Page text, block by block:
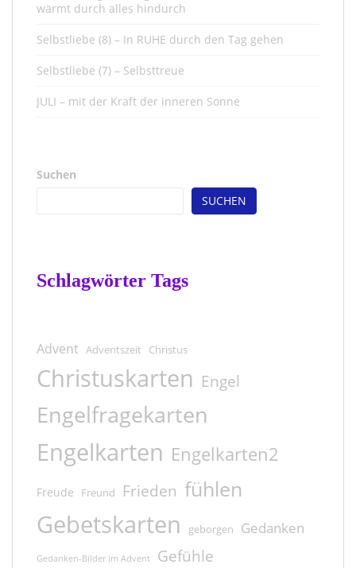
wärmt durch alles hindurch
Selbstliebe (8) – In RUHE durch den Tag gehen
Selbstliebe (7) – Selbsttreue
JULI – mit der Kraft der inneren Sonne
Suchen
SUCHEN
Schlagwörter Tags
Advent Adventszeit Christus
Christuskarten Engel
Engelfragekarten
Engelkarten Engelkarten2
Freude Freund Frieden fühlen
Gebetskarten geborgen Gedanken
Gedanken-Bilder im Advent Gefühle